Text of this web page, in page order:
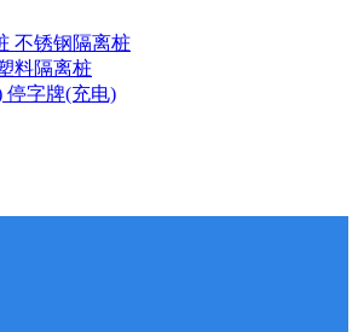
不锈钢隔离桩
料隔离桩
停字牌(充电)